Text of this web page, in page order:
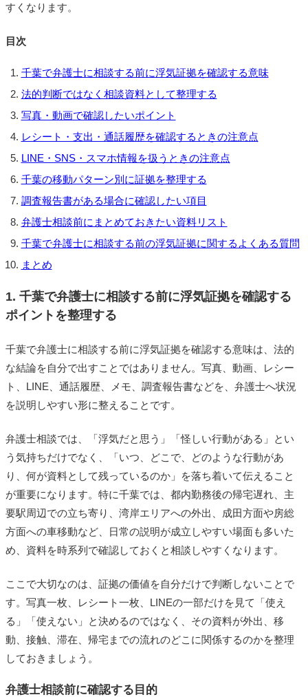
すくなります。
目次
千葉で弁護士に相談する前に浮気証拠を確認する意味
法的判断ではなく相談資料として整理する
写真・動画で確認したいポイント
レシート・支出・通話履歴を確認するときの注意点
LINE・SNS・スマホ情報を扱うときの注意点
千葉の移動パターン別に証拠を整理する
調査報告書がある場合に確認したい項目
弁護士相談前にまとめておきたい資料リスト
千葉で弁護士に相談する前の浮気証拠に関するよくある質問
まとめ
1. 千葉で弁護士に相談する前に浮気証拠を確認する
ポイントを整理する
千葉で弁護士に相談する前に浮気証拠を確認する意味は、法的
な結論を自分で出すことではありません。写真、動画、レシー
ト、LINE、通話履歴、メモ、調査報告書などを、弁護士へ状況
を説明しやすい形に整えることです。
弁護士相談では、「浮気だと思う」「怪しい行動がある」とい
う気持ちだけでなく、「いつ、どこで、どのような行動があ
り、何が資料として残っているのか」を落ち着いて伝えること
が重要になります。特に千葉では、都内勤務後の帰宅遅れ、主
要駅周辺での立ち寄り、湾岸エリアへの外出、成田方面や房総
方面への車移動など、日常の説明が成立しやすい場面も多いた
め、資料を時系列で確認しておくと相談しやすくなります。
ここで大切なのは、証拠の価値を自分だけで判断しないことで
す。写真一枚、レシート一枚、LINEの一部だけを見て「使え
る」「使えない」と決めるのではなく、その資料が外出、移
動、接触、滞在、帰宅までの流れのどこに関係するのかを整理
しておきましょう。
弁護士相談前に確認する目的